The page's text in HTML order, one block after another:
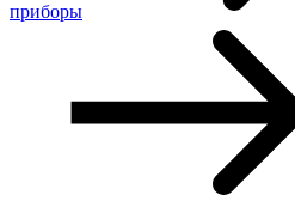
приборы